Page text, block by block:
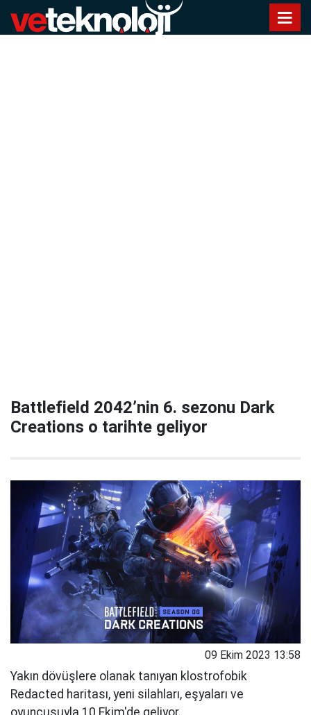
Battlefield 2042’nin 6. sezonu Dark
Creations o tarihte geliyor
09 Ekim 2023 13:58
Yakın dövüşlere olanak tanıyan klostrofobik
Redacted haritası, yeni silahları, eşyaları ve